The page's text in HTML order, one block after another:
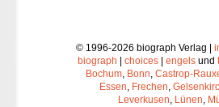
© 1996-2026 biograph Verlag |
biograph | choices | engels und
Bochum Bonn Castrop-
Essen Frechen
Leverkusen Lünen